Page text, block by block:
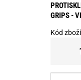
GRIPS -
Kód